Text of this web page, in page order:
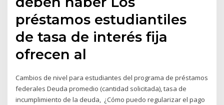
préstamos estudiantiles
de tasa de interés fija
ofrecen al
Cambios de nivel para estudiantes del programa de préstamos
federales Deuda promedio (cantidad solicitada), tasa de
incumplimiento de la deuda, ¿Cómo puedo regularizar el pago